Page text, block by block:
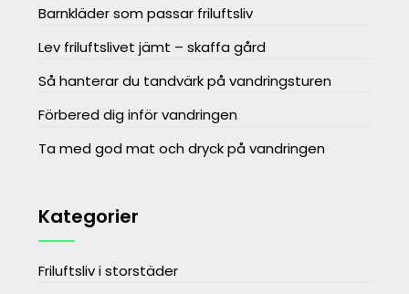
Barnkläder som passar friluftsliv
Lev friluftslivet jämt – skaffa gård
Så hanterar du tandvärk på vandringsturen
Förbered dig inför vandringen
Ta med god mat och dryck på vandringen
Kategorier
Friluftsliv i storstäder